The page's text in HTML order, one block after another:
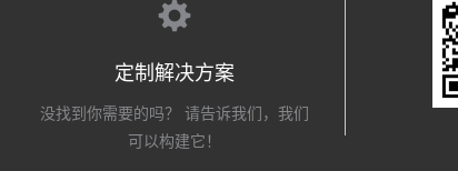
定制解决方案
没找到你需要的吗？ 请告诉我们，我们
可以构建它！